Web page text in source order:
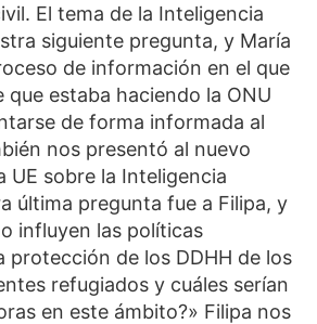
El tema de la Inteligencia
siguiente pregunta, y María
de información en el que
que estaba haciendo la ONU
de forma informada al
nos presentó al nuevo
UE sobre la Inteligencia
última pregunta fue a Filipa, y
influyen las políticas
protección de los DDHH de los
refugiados y cuáles serían
en este ámbito?» Filipa nos